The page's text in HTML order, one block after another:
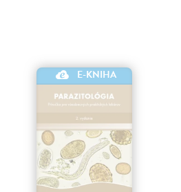
E-KNIHA